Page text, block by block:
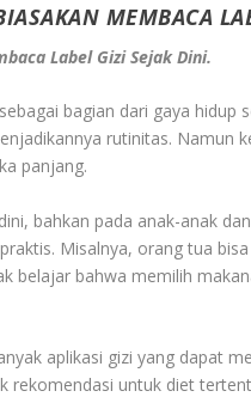
MEMBACA
Label Gizi Sejak Dini.
bagian dari gaya hidup
rutinitas. Namun
panjang.
bahkan pada anak-anak
Misalnya, orang tua
belajar bahwa memilih
aplikasi gizi yang dapat
rekomendasi untuk diet